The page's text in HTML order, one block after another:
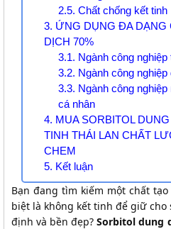
2.5. Chất chống kết tinh
3. ỨNG DỤNG ĐA DẠNG
DỊCH 70%
3.1. Ngành công
3.2. Ngành công
3.3. Ngành công
cá nhân
4. MUA SORBITOL
TINH THÁI LAN CHẤT
CHEM
5. Kết luận
Bạn đang tìm kiếm một chất
biệt là không kết tinh để giữ cho
định và bền đẹp?Sorbitol dung